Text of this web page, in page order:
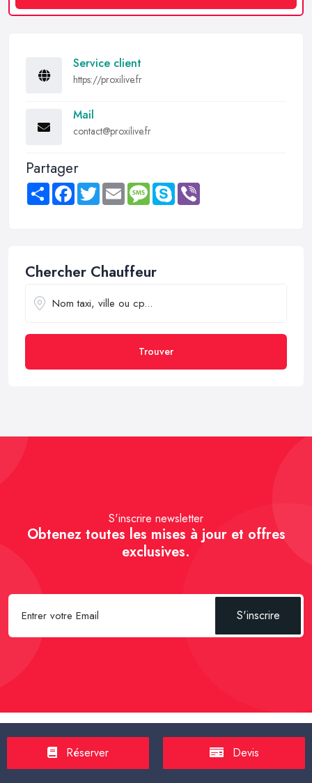
Service client
https://proxilive.fr
Mail
contact@proxilive.fr
Partager
Share FacebookTwitter Email MessageSkype
Chercher Chauffeur
Trouver
S'inscrire newsletter
Obtenez toutes les mises à jour et offres
exclusives.
S'inscrire
Spécial Passager : -Réserver un Taxi
Réserver Devis